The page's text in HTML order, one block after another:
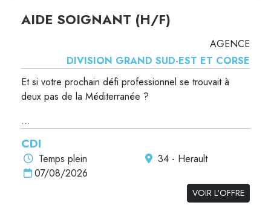
AIDE SOIGNANT (H/F)
AGENCE
DIVISION GRAND SUD-EST ET CORSE
Et si votre prochain défi professionnel se trouvait à
deux pas de la Méditerranée ?
...
CDI
Temps plein
34 - Herault
07/08/2026
VOIR L'OFFRE